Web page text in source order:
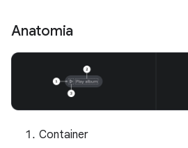
Anatomia
Container